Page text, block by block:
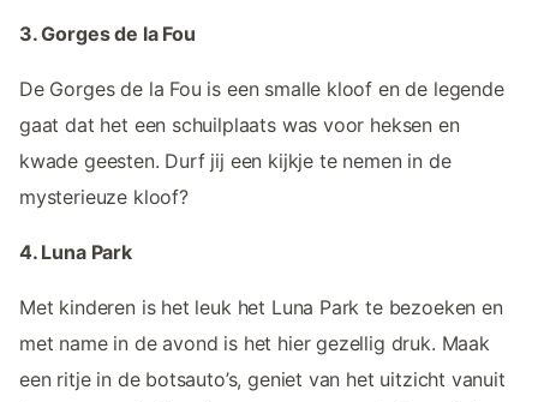
3. Gorges de la Fou
De Gorges de la Fou is een smalle kloof en de legende
gaat dat het een schuilplaats was voor heksen en
kwade geesten. Durf jij een kijkje te nemen in de
mysterieuze kloof?
4. Luna Park
Met kinderen is het leuk het Luna Park te bezoeken en
met name in de avond is het hier gezellig druk. Maak
een ritje in de botsauto’s, geniet van het uitzicht vanuit